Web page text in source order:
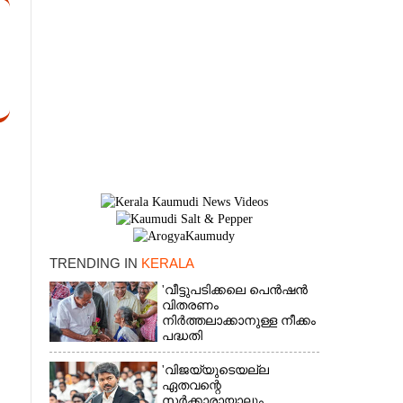
TRENDING IN KERALA
'വീട്ടുപടിക്കലെ പെൻഷൻ
വിതരണം
നിർത്തലാക്കാനുള്ള നീക്കം
പദ്ധതി
അവസാനിപ്പിക്കാനുള്ള
യുഡിഎഫ് അജണ്ടയുടെ
ആദ്യപടി'
'വിജയ്‌യുടെയല്ല
ഏതവന്റെ
×